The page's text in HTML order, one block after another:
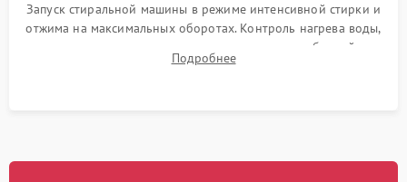
Запуск стиральной машины в режиме интенсивной стирки и
отжима на максимальных оборотах. Контроль нагрева воды,
корректности слива, отсутствия излишних вибраций,
посторонних стуков и протечек под корпусом.
Подробнее